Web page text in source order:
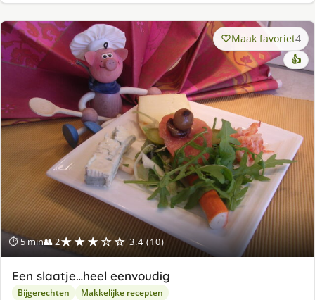
⏱ 5 min👥 2★★★☆☆ 3.4 (10)
Maak favoriet4
👍
Een slaatje…heel eenvoudig
Bijgerechten Makkelijke recepten